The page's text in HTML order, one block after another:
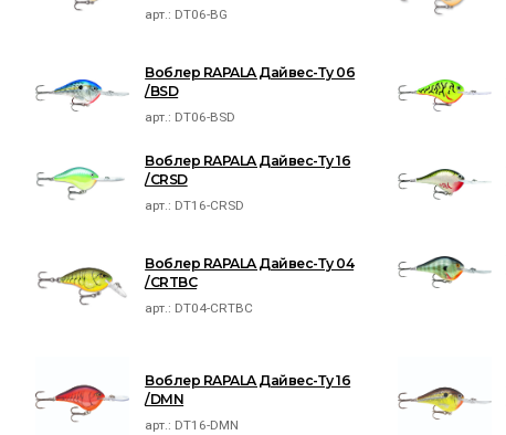
арт.: DT06-BG
Воблер RAPALA Дайвес-Ту 06
/BSD
арт.: DT06-BSD
Воблер RAPALA Дайвес-Ту 16
/CRSD
арт.: DT16-CRSD
Воблер RAPALA Дайвес-Ту 04
/CRTBC
арт.: DT04-CRTBC
Воблер RAPALA Дайвес-Ту 16
/DMN
арт.: DT16-DMN